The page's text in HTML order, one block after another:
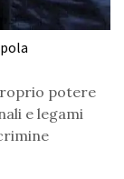
potere
e legami